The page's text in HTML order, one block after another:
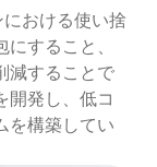
おける使い捨
すること、
減することで
開発し、低コ
を構築してい